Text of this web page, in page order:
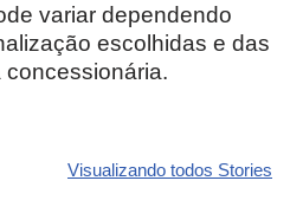
variar dependendo
escolhidas e das
Visualizando todos Stories
pode ter
que